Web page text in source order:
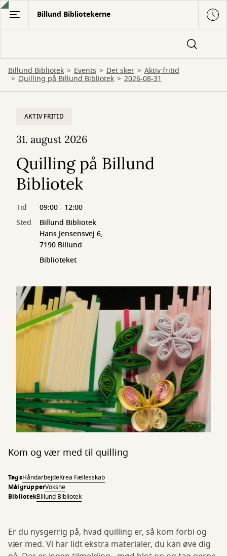
Gå
hovedindhold
Billund Bibliotekerne
Billund Bibliotek Events Det sker Aktiv fritid
Quilling på Billund Bibliotek 2026-08-31
AKTIV FRITID
31. august 2026
Quilling på Billund
Bibliotek
Tid
09:00 - 12:00
Sted
Billund Bibliotek
Hans Jensensvej 6,
7190 Billund
Biblioteket
Kom og vær med til quilling
TagsHåndarbejdeKrea Fællesskab
MålgrupperVoksne
BibliotekBillund Bibliotek
Er du nysgerrig på, hvad quilling er, så kom forbi og
vær med. Vi har lidt ekstra materialer, du kan øve dig